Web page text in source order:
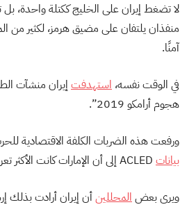
لا تضغط إيران على الخليج ككتلة
منفذان يلتفان على مضيق هرمز، لكثير
آمنًا.
في الوقت نفسه، استهدفت إيران منشآت
هجوم أرامكو 2019”.
ورفعت هذه الضربات الكلفة الاقتصادية
بيانات
ويرى بعضالمحللينأن إيران أرادت بذلك